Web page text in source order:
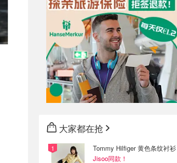
大家都在抢
Tommy Hilfiger 黄色条纹衬衫
Jisoo同款！